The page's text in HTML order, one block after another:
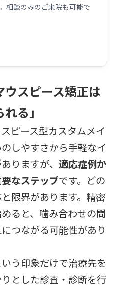
相談のみのご来院も可能で
ウスピース矯正は
る」
ピース型カスタムメイ
しやすさから手軽なイ
りますが、適応症例か
なステップです。どの
限界があります。精密
ると、噛み合わせの問
つながる可能性があり
う印象だけで治療先を
とした診査・診断を行